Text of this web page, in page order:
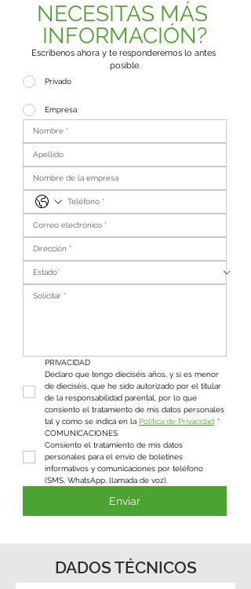
NECESITAS MÁS
INFORMACIÓN?
Escríbenos ahora y te responderemos lo antes
posible.
Privado
Empresa
PRIVACIDAD
Declaro que tengo dieciséis años, y si es menor
de dieciséis, que he sido autorizado por el titular
de la responsabilidad parental, por lo que
consiento el tratamiento de mis datos personales
tal y como se indica en la Política de Privacidad *
COMUNICACIONES
Consiento el tratamiento de mis datos
personales para el envío de boletines
informativos y comunicaciones por teléfono
(SMS, WhatsApp, llamada de voz).
Enviar
DADOS TÉCNICOS